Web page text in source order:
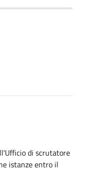
di scrutatore
istanze entro il